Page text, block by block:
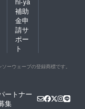
補助
金申
請サ
ポー
ト
ーウェーブの登録商標です。
ートナー
集